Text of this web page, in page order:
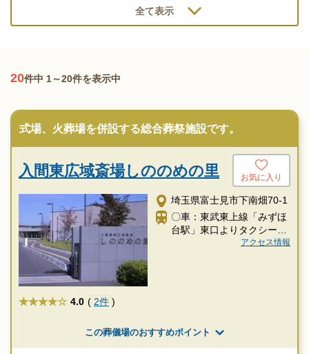
全て表示
20件中 1～20件を表示中
式場、火葬場を併設する総合葬祭施設です。
入間東広域斎場しののめの里 お気に入り
埼玉県富士見市下南畑70-1
〇車：東武東上線「みずほ
台駅」東口よりタクシーで
アクセス情報
★★★★ 4.0 ( 2件 )
この葬儀場のおすすめポイント